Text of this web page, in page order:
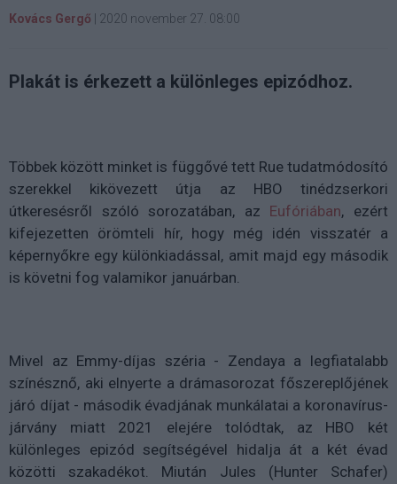
Kovács Gergő 2020 november 27. 08:00
Plakát is érkezett a különleges epizódhoz.
Többek között minket is függővé tett Rue tudatmódosító
szerekkel kikövezett útja az HBO tinédzserkori
útkeresésről szóló sorozatában, az Eufóriában, ezért
kifejezetten örömteli hír, hogy még idén visszatér a
képernyőkre egy különkiadással, amit majd egy második
is követni fog valamikor januárban.
Mivel az Emmy-díjas széria - Zendaya a legfiatalabb
színésznő, aki elnyerte a drámasorozat főszereplőjének
járó díjat - második évadjának munkálatai a koronavírus-
járvány miatt 2021 elejére tolódtak, az HBO két
különleges epizód segítségével hidalja át a két évad
közötti szakadékot. Miután Jules (Hunter Schafer)